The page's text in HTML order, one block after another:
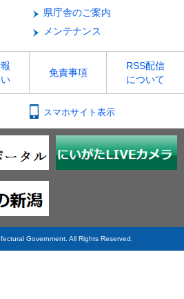
県庁舎のご案内
メンテナンス
免責事項
RSS配信
について
スマホサイト表示
Government. All Rights Reserved.